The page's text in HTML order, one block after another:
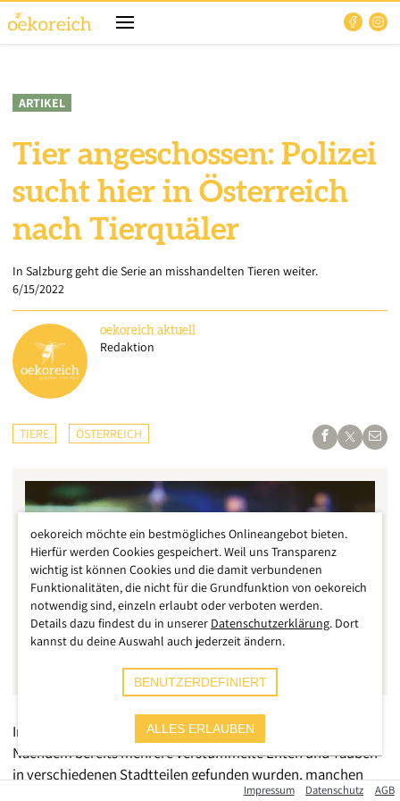
ARTIKEL
Tier angeschossen: Polizei
sucht hier in Österreich
nach Tierquäler
In Salzburg geht die Serie an misshandelten Tieren weiter.
6/15/2022
oekoreich aktuell
Redaktion
TIERE ÖSTERREICH
In Salzburg geht die Serie an misshandelten Tieren weiter.
Nachdem bereits mehrere verstümmelte Enten und Tauben
in verschiedenen Stadtteilen gefunden wurden, manchen
wurden bei lebendigem Leibe die Haut runtergezogen oder
Impressum Datenschutz AGB
oekoreich möchte ein bestmögliches Onlineangebot bieten.
Hierfür werden Cookies gespeichert. Weil uns Transparenz
wichtig ist können Cookies und die damit verbundenen
Funktionalitäten, die nicht für die Grundfunktion von oekoreich
notwendig sind, einzeln erlaubt oder verboten werden.
Details dazu findest du in unserer Datenschutzerklärung. Dort
kannst du deine Auswahl auch jederzeit ändern.
BENUTZERDEFINIERT
ALLES ERLAUBEN